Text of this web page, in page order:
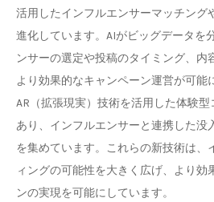
活用したインフルエンサーマッチング
進化しています。AIがビッグデータを
ンサーの選定や投稿のタイミング、内
より効果的なキャンペーン運営が可能
AR（拡張現実）技術を活用した体験
あり、インフルエンサーと連携した没
を集めています。これらの新技術は、
ィングの可能性を大きく広げ、より効
ンの実現を可能にしています。